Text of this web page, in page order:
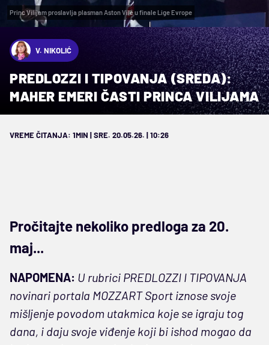
Princ Vilijam proslavlja plasman Aston Vile u finale Lige Evrope
V. NIKOLIĆ
PREDLOZZI I TIPOVANJA (SREDA):
MAHER EMERI ČASTI PRINCA VILIJAMA
VREME ČITANJA: 1MIN | SRE. 20.05.26. | 10:26
Pročitajte nekoliko predloga za 20.
maj...
NAPOMENA: U rubrici PREDLOZZI I TIPOVANJA
novinari portala MOZZART Sport iznose svoje
mišljenje povodom utakmica koje se igraju tog
dana, i daju svoje viđenje koji bi ishod mogao da